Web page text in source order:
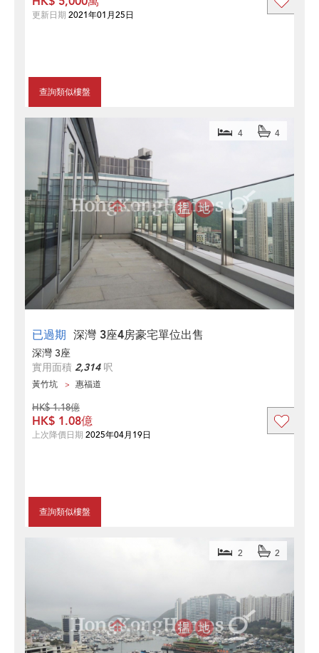
查詢類似樓盤
更新日期 2021年01月25日
已過期 深灣 3座4房豪宅單位出售
4 4
深灣 3座
實用面積 2,314呎
黃竹坑 惠福道
查詢類似樓盤
HK$ 1.18億
HK$ 1.08億
上次降價日期 2025年04月19日
2 2